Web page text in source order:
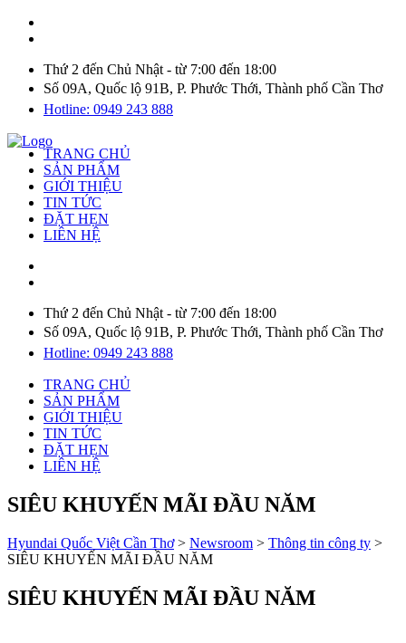
Thứ 2 đến Chủ Nhật - từ 7:00 đến 18:00
Số 09A, Quốc lộ 91B, P. Phước Thới, Thành phố Cần Thơ
Hotline: 0949 243 888
TRANG CHỦ
SẢN PHẨM
GIỚI THIỆU
TIN TỨC
ĐẶT HẸN
LIÊN HỆ
Thứ 2 đến Chủ Nhật - từ 7:00 đến 18:00
Số 09A, Quốc lộ 91B, P. Phước Thới, Thành phố Cần Thơ
Hotline: 0949 243 888
TRANG CHỦ
SẢN PHẨM
GIỚI THIỆU
TIN TỨC
ĐẶT HẸN
LIÊN HỆ
SIÊU KHUYẾN MÃI ĐẦU NĂM
Hyundai Quốc Việt Cần Thơ> Newsroom > Thông tin công ty >
SIÊU KHUYẾN MÃI ĐẦU NĂM
SIÊU KHUYẾN MÃI ĐẦU NĂM